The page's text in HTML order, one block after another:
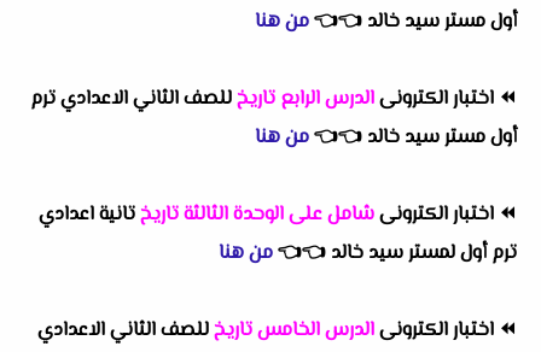
أول مستر سيد خالد 👈
👈من هنا
⏪ اختبار الكترونىالدرس الرابع تاريخللصف الثاني الاعدادي ترم
أول مستر سيد خالد 👈
👈من هنا
⏪ اختبار الكترونىشامل على الوحدة الثالثة تاريختانية اعدادي
ترم أول لمستر سيد خالد 👈
👈من هنا
⏪ اختبار الكترونىالدرس الخامس تاريخللصف الثاني الاعدادي